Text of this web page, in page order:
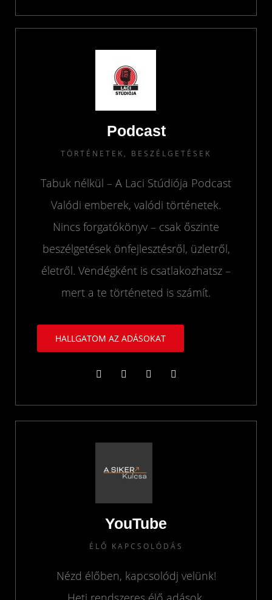
Podcast
TÖRTÉNETEK, BESZÉLGETÉSEK
Tabuk nélkül – A Laci Stúdiója Podcast
Valódi emberek, valódi történetek.
Nincs forgatókönyv – csak őszinte
beszélgetések önfejlesztésről, üzletről,
életről. Vendégként is csatlakozhatsz –
mert a te történeted is számít.
HALLGATOM AZ ADÁSOKAT
YouTube
ÉLŐ KAPCSOLÓDÁS
Nézd élőben, kapcsolódj velünk!